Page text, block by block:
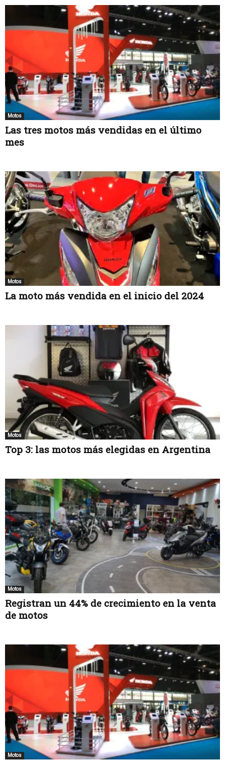
Motos
Las tres motos más vendidas en el último
mes
Motos
La moto más vendida en el inicio del 2024
Motos
Top 3: las motos más elegidas en Argentina
Motos
Registran un 44% de crecimiento en la venta
de motos
Motos